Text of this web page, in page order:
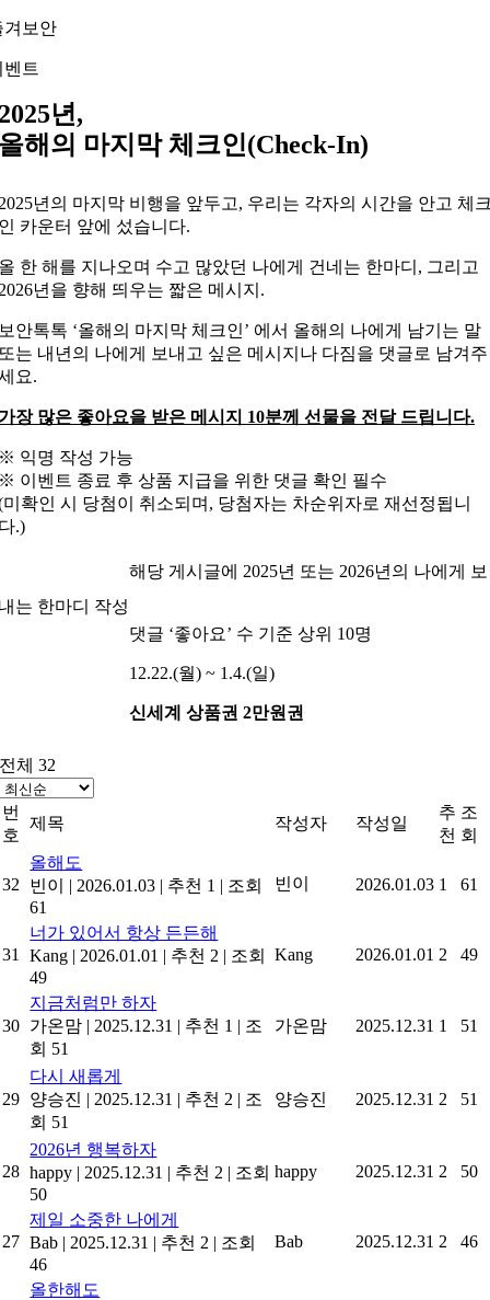
Skip
content
겨보안
벤트
년,
해의 마지막 체크인(Check-In)
년의 마지막 비행을 앞두고, 우리는 각자의 시간을 안고 체
카운터 앞에 섰습니다.
한 해를 지나오며 수고 많았던 나에게 건네는 한마디, 그리고
년을 향해 띄우는 짧은 메시지.
안톡톡 ‘올해의 마지막 체크인’ 에서 올해의 나에게 남기는 말
는 내년의 나에게 보내고 싶은 메시지나 다짐을 댓글로 남겨주
요.
장 많은 좋아요을 받은 메시지 10분께 선물을 전달 드립니다.
익명 작성 가능
이벤트 종료 후 상품 지급을 위한 댓글 확인 필수
미확인 시 당첨이 취소되며, 당첨자는 차순위자로 재선정됩니
.)
해당 게시글에 2025년 또는 2026년의 나에게 보
는 한마디 작성
댓글 ‘좋아요’ 수 기준 상위 10명
12.22.(월) ~ 1.4.(일)
신세계 상품권 2만원권
전체 32
번
호
제목 작성자 작성일
추
천
조
회
32
올해도
빈이
| 2026.01.03 | 추천 1 | 조회
61
빈이 2026.01.03 1 61
31
너가 있어서 항상 든든해
Kang | 2026.01.01 | 추천 2 | 조회
49
Kang 2026.01.01 2 49
30
지금처럼만 하자
가온맘 | 2025.12.31 | 추천 1 | 조
회 51
가온맘 2025.12.31 1 51
29
다시 새롭게
양승진 | 2025.12.31 | 추천 2 | 조
회 51
양승진 2025.12.31 2 51
28
2026년 행복하자
happy | 2025.12.31 | 추천 2 | 조회
50
happy 2025.12.31 2 50
27
제일 소중한 나에게
Bab | 2025.12.31 | 추천 2 | 조회
46
Bab 2025.12.31 2 46
올한해도